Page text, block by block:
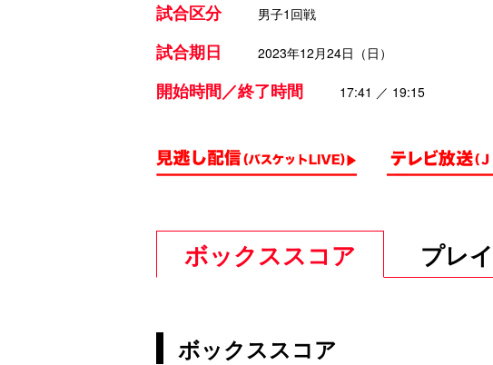
試合区分 男子1回戦
試合期日 2023年12月24日（日）
開始時間／終了時間 17:41 ／ 19:15
ボックススコア プレ
ボックススコア